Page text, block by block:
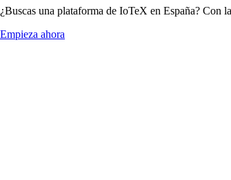
¿Buscas una plataforma de IoTeX en España? Con
Empieza ahora